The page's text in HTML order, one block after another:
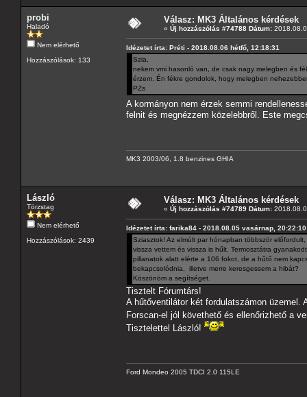
probi
Haladó
Nem elérhető
Hozzászólások: 133
Válasz: MK3 Általános kérdések
« Új hozzászólás #74788 Dátum:
Idézetet írta: Préti - 2018.08.06 hétfő, 12:18:31
Szia,
nekem vmi hasonló van, de csak nagy melegben és
érzem. Én fékre gondolok, hogy melegben
PZs
A kormányon nem érzek semmi
felnit és megnézzem közelebbről. Este
MK3 2003/06, 1.8 benzines GHIA
László
Törzstag
Nem elérhető
Hozzászólások: 2439
Válasz: MK3 Általános kérdések
« Új hozzászólás #74789 Dátum:
Idézetet írta: farika84 - 2018.08.05 vasárnap, 20:22:10
Sziasztok! Az elmúlt par hónapban többször
vissza vettem és vissza is hűlt. Termosztátra
pillanatok alatt elérte a 106 fokot, de a hűtő nem
bekapcsolódnia, illetve merre keresgessem a hibát?
Köszönöm a segítséget.
Tisztelt Fórumtárs!
A hűtőventilátor két fordulatszámon üzemel.
Forscan-el jól követhető és ellenőrizhető a
Tisztelettel László!
Ford Mondeo 2005 TDCI 2.0 115LE